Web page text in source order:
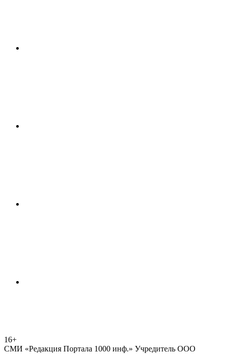
16+
СМИ «Редакция Портала 1000 инф.» Учредитель ООО